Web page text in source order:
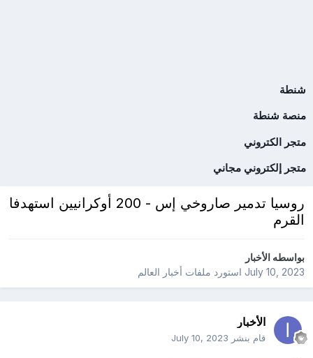
شنطة
منصة شنطة
متجر الكتروني
متجر إلكتروني مجاني
روسيا تدمير صاروخي إس - 200 أوكرانيين استهدفا
القرم
بواسطهالأخبار
July 10, 2023استورد ملفات أخبار العالم
الأخبار
قام بنشر July 10, 2023